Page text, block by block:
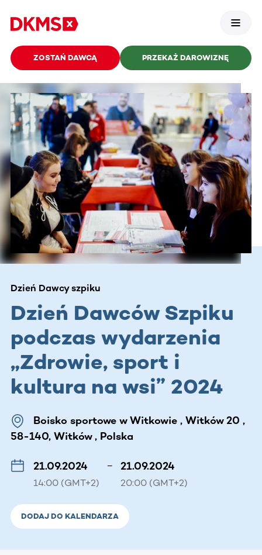
ZOSTAŃ DAWCĄ PRZEKAŻ DAROWIZNĘ
Dzień Dawcy szpiku
Dzień Dawców Szpiku
podczas wydarzenia
„Zdrowie, sport i
kultura na wsi” 2024
Boisko sportowe w Witkowie , Witków 20 ,
58-140, Witków , Polska
21.09.2024
14:00 (GMT+2)
– 21.09.2024
20:00 (GMT+2)
DODAJ DO KALENDARZA